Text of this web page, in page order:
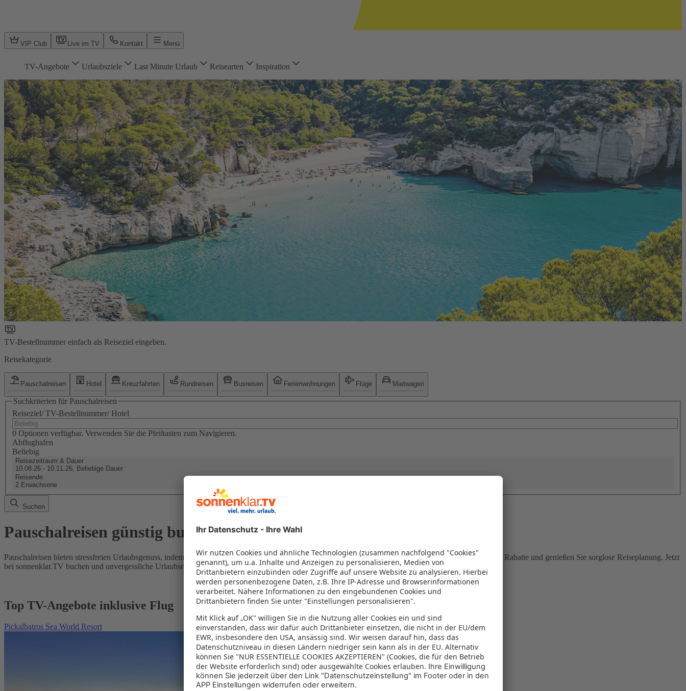
VIP Club Live im TV Kontakt Menü
TV-Angebote Urlaubsziele Last Minute Urlaub Reisearten Inspiration
TV-Bestellnummer einfach als Reiseziel eingeben.
Reisekategorie
Pauschalreisen Hotel Kreuzfahrten Rundreisen Busreisen Ferienwohnungen Flüge Mietwagen
Suchkriterien für Pauschalreisen
Reiseziel/ TV-Bestellnummer/ Hotel
0 Optionen verfügbar. Verwenden Sie die Pfeiltasten zum Navigieren.
Abflughafen
Beliebig
Reisezeitraum & Dauer
10.08.26 - 10.11.26, Beliebige Dauer
Reisende
2 Erwachsene
Suchen
Pauschalreisen günstig buchen
Pauschalreisen bieten stressfreien Urlaubsgenuss, indem Flug und Hotel in einem Paket kombiniert werden – das spart Zeit und Geld. Nutzen Sie attraktive Rabatte und genießen Sie sorglose Reiseplanung. Jetzt
bei sonnenklar.TV buchen und unvergessliche Urlaubsmomente erleben!
Top TV-Angebote inklusive Flug
Pickalbatros Sea World Resort